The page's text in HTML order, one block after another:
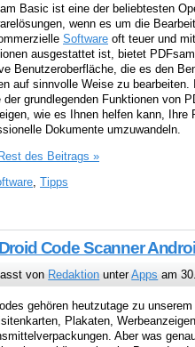
Basic ist eine der beliebtesten
wenn es um die
Software oft teuer und
ausgestattet ist, bietet
Benutzeroberfläche, die es den
auf sinnvolle Weise zu
der grundlegenden Funktionen von
wie es Ihnen helfen kann, Ihre
Dokumente umzuwandeln.
des Beitrags »
, Tipps
Code Scanner
von Redaktion unterApps am
gehören heutzutage zu
Plakaten,
Aber was